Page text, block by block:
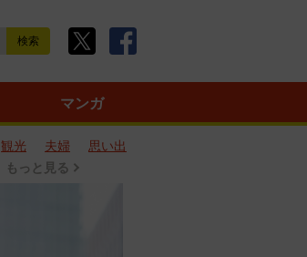
マンガ
観光 夫婦
思い出
もっと見る